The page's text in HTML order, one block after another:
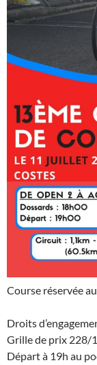
Course réservée
Droits
Grille de prix 228/
Départ à 19h au